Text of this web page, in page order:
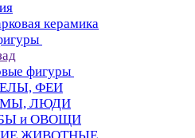
керамика
фигуры
ФЕИ
ЛЮДИ
и ОВОЩИ